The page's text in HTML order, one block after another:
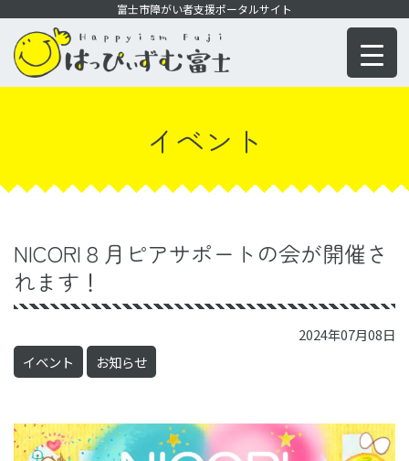
ン
動
富士市障がい者支援ポータルサイト
イベント
NICORI８月ピアサポートの会が開催さ
れます！
2024年07月08日
イベント
お知らせ